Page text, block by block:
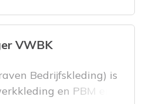
VWBK
Bedrijfskleding) is
en PBM en